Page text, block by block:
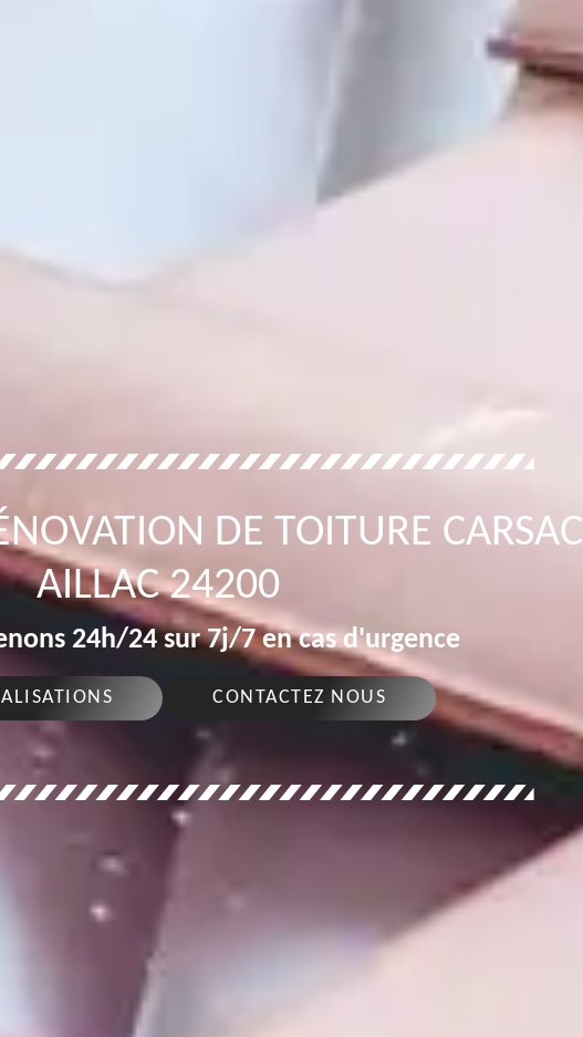
DE TOITURE CARSAC
AILLAC 24200
24h/24 sur 7j/7 en cas d'urgence
CONTACTEZ NOUS